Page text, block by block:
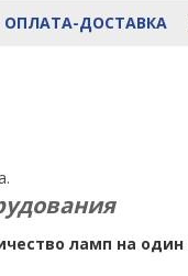
ОПЛАТА-ДОСТАВКА
ламп на один